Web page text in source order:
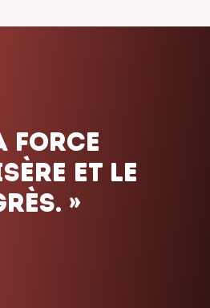
Nous
que
le